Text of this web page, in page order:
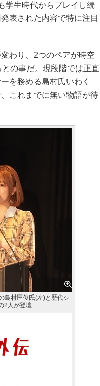
学生時代からプレイし続
表された内容で特に注目
わり、2つのペアが時空
の事だ。現段階では正直
を務める島村氏いわく
これまでに無い物語が待
島村匡俊氏(左)と歴代シ
2人が登壇